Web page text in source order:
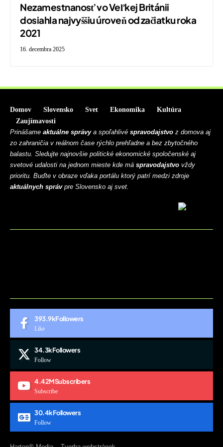
Nezamestnanosť vo Veľkej Británii
dosiahla najvyššiu úroveň od začiatku roka
2021
16. decembra 2025
Domov Slovensko Svet Ekonomika
Kultúra
Zaujímavosti
Prinášame aktuálne správya spoľahlivé spravodajstvo z domova aj
zo zahraničia v reálnom čase rýchlo prehľadne a bez zbytočného
balastu. Sledujte najnovšie politické ekonomické spoločenské aj
svetové udalosti na jednom mieste kde má spravodajstvo vždy
prioritu. Buďte v obraze vďaka portálu ktorý patrí medzi zdroje
aktuálnych správpre Slovensko aj svet.
393.9kFollowers
Like
34.3kFollowers
Follow
4.42MSubscribers
Subscribe
30.4kFollowers
Follow